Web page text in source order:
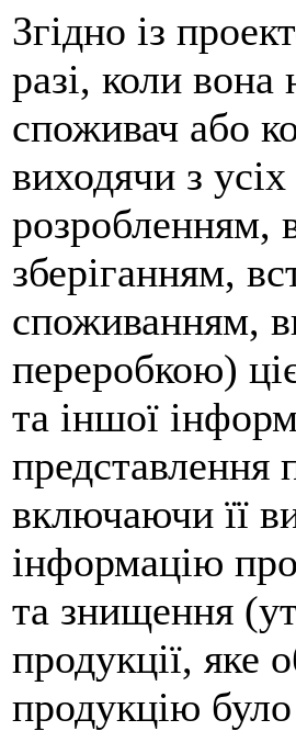
Згідно із
разі, коли вона
споживач або
виходячи з
розробленням,
зберіганням,
споживанням,
переробкою)
та іншої
представлення
включаючи її
інформацію
та знищення
продукції, яке
продукцію